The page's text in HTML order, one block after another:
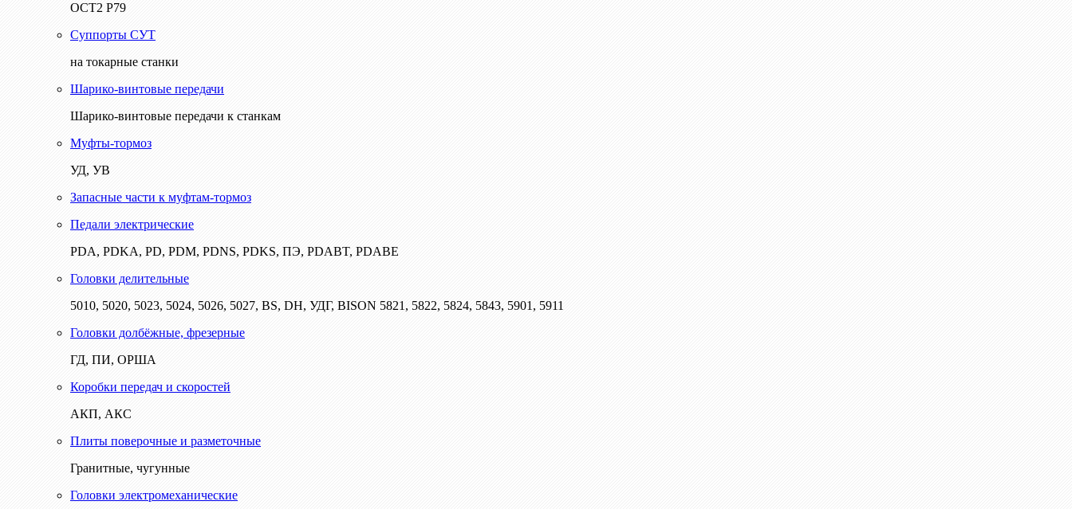
ОСТ2 Р79
Суппорты СУТ
на токарные станки
Шарико-винтовые передачи
Шарико-винтовые передачи к станкам
Муфты-тормоз
УД, УВ
Запасные части к муфтам-тормоз
Педали электрические
PDA, PDKA, PD, PDM, PDNS, PDKS, ПЭ, PDABT, PDABE
Головки делительные
5010, 5020, 5023, 5024, 5026, 5027, BS, DH, УДГ, BISON 5821, 5822, 5824, 5843, 5901, 5911
Головки долбёжные, фрезерные
ГД, ПИ, ОРША
Коробки передач и скоростей
АКП, АКС
Плиты поверочные и разметочные
Гранитные, чугунные
Головки электромеханические